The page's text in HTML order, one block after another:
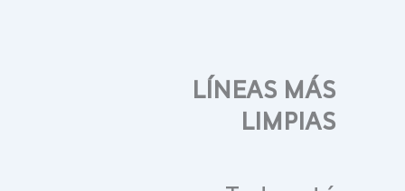
LÍNEAS MÁS
LIMPIAS